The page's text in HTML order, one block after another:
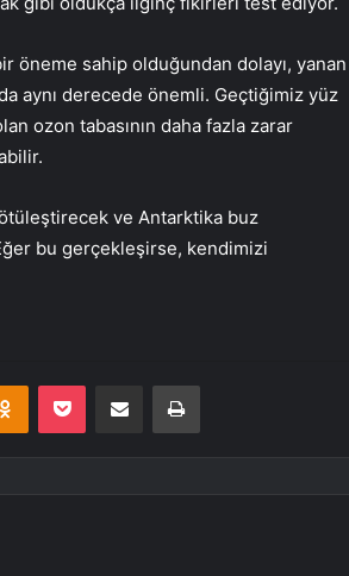
öneme sahip olduğundan dolayı, yanan
aynı derecede önemli. Geçtiğimiz yüz
ozon tabasının daha fazla zarar
ve Antarktika buz
bu gerçekleşirse, kendimizi
Odnoklassniki
Pocket E-Posta ile paylaş Yazdır